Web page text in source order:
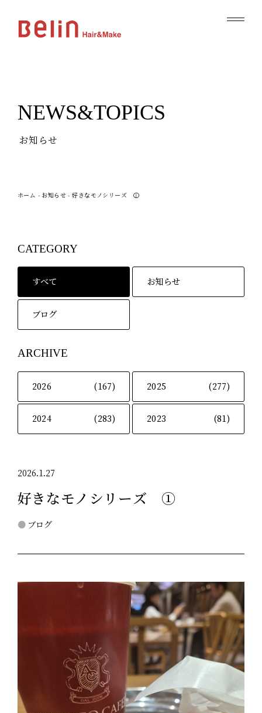
NEWS&TOPICS
お知らせ
ホーム - お知らせ -好きなモノシリーズ ①
CATEGORY
すべて お知らせ
ブログ
ARCHIVE
2026 (167) 2025 (277)
2024 (283) 2023 (81)
2026.1.27
好きなモノシリーズ ①
ブログ